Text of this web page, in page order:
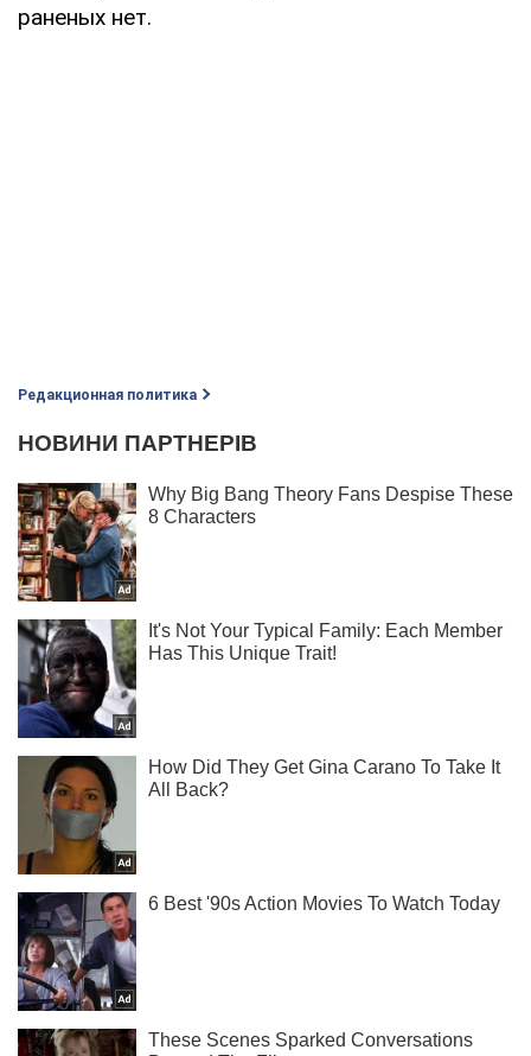
раненых нет.
Редакционная политика